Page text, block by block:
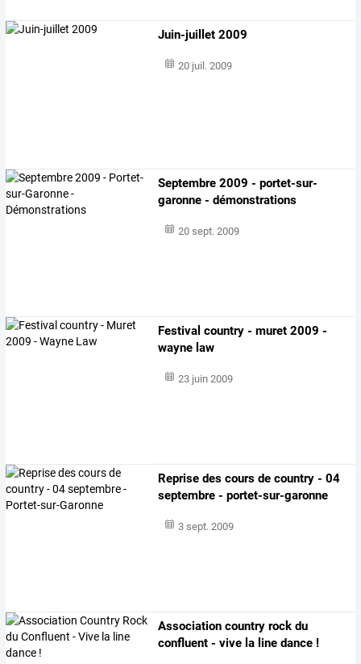
Juin-juillet 2009
20 juil. 2009
Septembre 2009 - portet-sur-
garonne - démonstrations
20 sept. 2009
Festival country - muret 2009 -
wayne law
23 juin 2009
Reprise des cours de country - 04
septembre - portet-sur-garonne
3 sept. 2009
Association country rock du
confluent - vive la line dance !